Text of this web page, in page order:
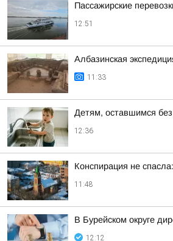
Пассажирские
12:51
Албазинская
11:33
Детям, оставшимся
12:36
Конспирация не
11:48
В Бурейском округе
12:12